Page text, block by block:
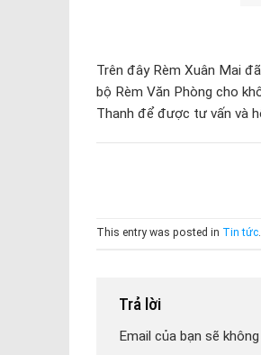
Trên đây Rèm Xuân Mai
bộ Rèm Văn Phòng cho
Thanh để được tư vấn và
This entry was posted in Tin tức
Trả lời
Email của bạn sẽ